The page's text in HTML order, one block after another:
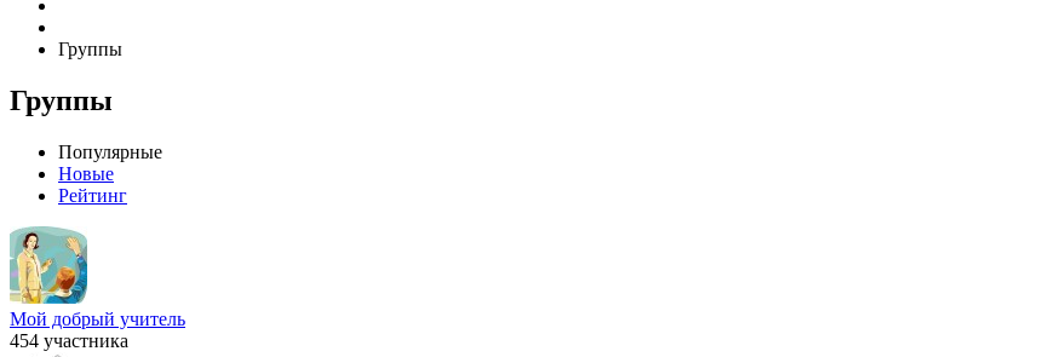
Группы
Группы
Популярные
Новые
Рейтинг
Мой добрый учитель
454 участника